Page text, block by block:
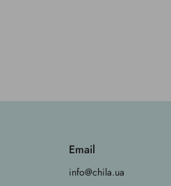
Email
info@chila.ua